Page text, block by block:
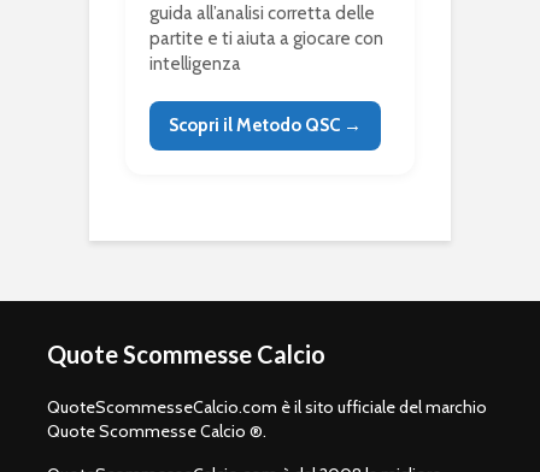
guida all’analisi corretta delle
partite e ti aiuta a giocare con
intelligenza
Scopri il Metodo QSC →
Quote Scommesse Calcio
QuoteScommesseCalcio.com è il sito ufficiale del marchio
Quote Scommesse Calcio ®.